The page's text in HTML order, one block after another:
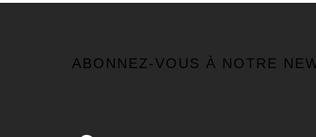
ABONNEZ-VOUS À NOTRE